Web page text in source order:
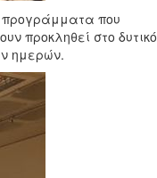
προγράμματα που
προκληθεί στο δυτικό
ημερών.